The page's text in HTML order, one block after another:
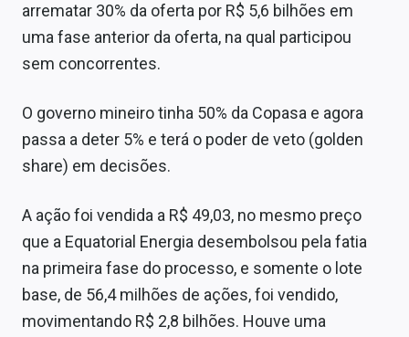
arrematar 30% da oferta por R$ 5,6 bilhões em
uma fase anterior da oferta, na qual participou
sem concorrentes.
O governo mineiro tinha 50% da Copasa e agora
passa a deter 5% e terá o poder de veto (golden
share) em decisões.
A ação foi vendida a R$ 49,03, no mesmo preço
que a Equatorial Energia desembolsou pela fatia
na primeira fase do processo, e somente o lote
base, de 56,4 milhões de ações, foi vendido,
movimentando R$ 2,8 bilhões. Houve uma